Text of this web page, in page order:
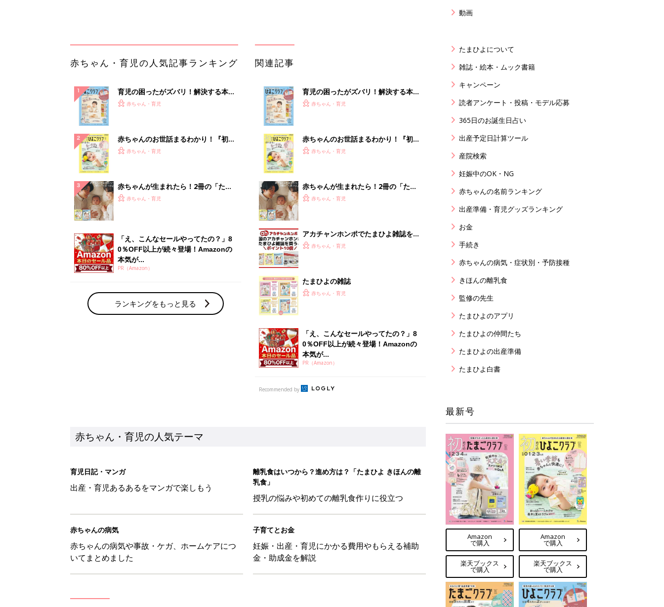
0％OFF以上が続々登場！Amazonの
本気が...
PR（Amazon）
ランキングをもっと見る
0％OFF以上が続々登場！Amazonの
本気が...
PR（Amazon）
赤ちゃん・育児の人気テーマ
育児日記・マンガ
離乳食はいつから？進め方は？「たまひよ きほんの離
授乳の悩みや初めての離乳食作りに役立つ
子育てとお金
妊娠・出産・育児にかかる費用やもらえる補助
金・助成金を解説
育児の困ったがズバリ！解決する本『ひよこクラブ 秋号』 4カ月～2才になるまで、育児に役立
つ情報がいっぱい！
赤ちゃん・育児
8月7日生まれはこんな人 365日のお誕生日占い【鏡リュウジ監修】
赤ちゃん・育児
あなたの「服を捨てるマイルール」、間違っているかも？「思い出があって捨てられない」に収納
動画
たまひよについて
雑誌・絵本・ムック書籍
キャンペーン
読者アンケート・投稿・モデル応募
365日のお誕生日占い
出産予定日計算ツール
産院検索
妊娠中のOK・NG
赤ちゃんの名前ランキング
出産準備・育児グッズランキング
お金
手続き
赤ちゃんの病気・症状別・予防接種
きほんの離乳食
監修の先生
たまひよのアプリ
たまひよの仲間たち
たまひよの出産準備
たまひよ白書
最新号
Amazon
で購入
楽天ブックス
で購入
Amazon
で購入
楽天ブックス
で購入